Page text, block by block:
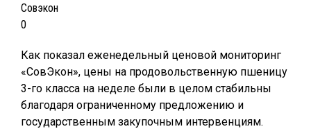
Совэкон
0
Как показал еженедельный ценовой мониторинг
«СовЭкон», цены на продовольственную пшеницу
3-го класса на неделе были в целом стабильны
благодаря ограниченному предложению и
государственным закупочным интервенциям.